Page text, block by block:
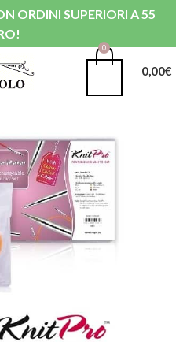
0
0,00€
ORDINI SUPERIORI A 55